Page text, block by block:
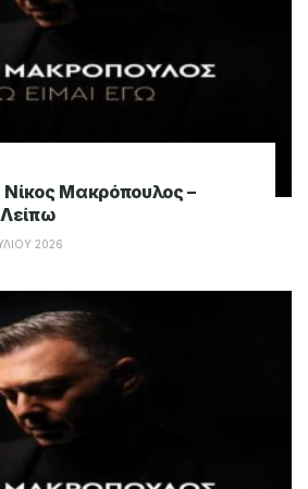
Νίκος Μακρόπουλος –
2026